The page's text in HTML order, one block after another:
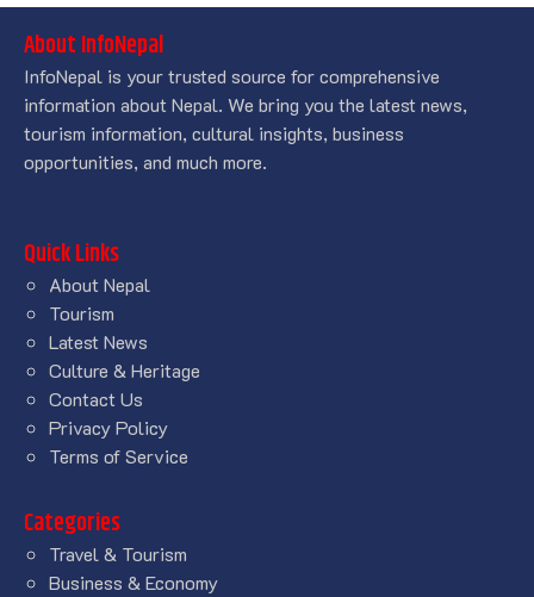
About InfoNepal
InfoNepal is your trusted source for comprehensive
information about Nepal. We bring you the latest news,
tourism information, cultural insights, business
opportunities, and much more.
Quick Links
About Nepal
Tourism
Latest News
Culture & Heritage
Contact Us
Privacy Policy
Terms of Service
Categories
Travel & Tourism
Business & Economy